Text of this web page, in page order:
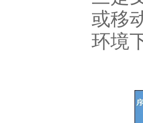
或移
环境